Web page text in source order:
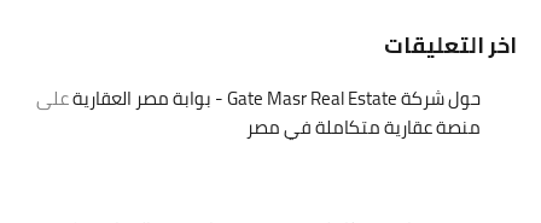
اخر التعليقات
حول شركة Gate Masr Real Estate - بوابة مصر العقارية
على
منصة عقارية متكاملة في مصر